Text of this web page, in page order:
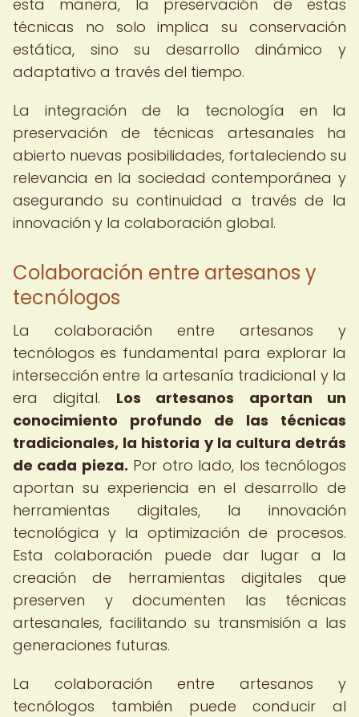
esta manera, la preservación de estas
técnicas no solo implica su conservación
estática, sino su desarrollo dinámico y
adaptativo a través del tiempo.
La integración de la tecnología en la
preservación de técnicas artesanales ha
abierto nuevas posibilidades, fortaleciendo su
relevancia en la sociedad contemporánea y
asegurando su continuidad a través de la
innovación y la colaboración global.
Colaboración entre artesanos y
tecnólogos
La colaboración entre artesanos y
tecnólogos es fundamental para explorar la
intersección entre la artesanía tradicional y la
era digital. Los artesanos aportan un
conocimiento profundo de las técnicas
tradicionales, la historia y la cultura detrás
de cada pieza. Por otro lado, los tecnólogos
aportan su experiencia en el desarrollo de
herramientas digitales, la innovación
tecnológica y la optimización de procesos.
Esta colaboración puede dar lugar a la
creación de herramientas digitales que
preserven y documenten las técnicas
artesanales, facilitando su transmisión a las
generaciones futuras.
La colaboración entre artesanos y
tecnólogos también puede conducir al